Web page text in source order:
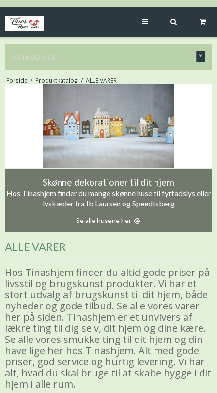
KATEGORIER
Forside / Produktkatalog / ALLE VARER
Skønne dekorationer til dit hjem
Hos Tinashjem finder du mange skønne huse til fyrfadslys eller
lyskæder fra Ib Laursen og Speedtsberg
Se alle husene her
ALLE VARER
Hos Tinashjem finder du altid gode priser på
livsstil og brugskunst produkter. Vi har et
stort udvalg af brugskunst til dit hjem, både
nyheder og gode tilbud. Se alle vores varer
her på siden. Tinashjem er et unvivers af
lækre ting til dig selv, dit hjem og dine kære.
Se alle vores smukke ting til dit hjem og din
have lige her hos Tinashjem. Alt med gode
priser, god service og hurtig levering. Vi har
alt, hvad du skal bruge til at skabe hygge i dit
hjem i alle rum.